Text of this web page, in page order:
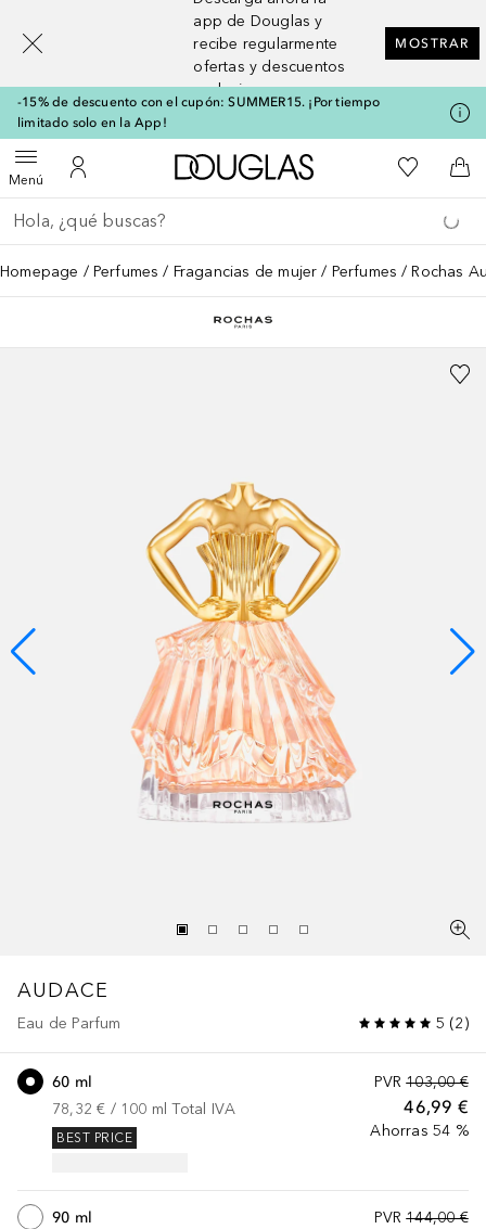
app de Douglas y
recibe regularmente
ofertas y descuentos
exclusivos
MOSTRAR
-15% de descuento con el cupón: SUMMER15. ¡Por tiempo
limitado solo en la App!
MenúAbrir menúMi cuenta
A Douglas HomeMi lista de
A
Regresar
Ejecutar búsqueda
Homepage Perfumes Fragancias de mujer Perfumes Rochas
AUDACE
Eau de Parfum 5 (2)
PVR 103,00 €
46,99 €
Ahorras 54 %
60 ml
78,32 € / 100 ml Total IVA
BEST PRICE
PVR 144,00 €
90 ml
[navigation.slideout.screenreader]